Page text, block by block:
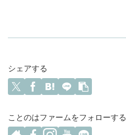
シェアする
ことのはファームをフォローする